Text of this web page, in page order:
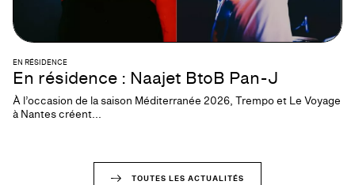
EN RÉSIDENCE
En résidence : Naajet BtoB Pan-J
À l’occasion de la saison Méditerranée 2026, Trempo et Le Voyage
à Nantes créent...
TOUTES LES ACTUALITÉS